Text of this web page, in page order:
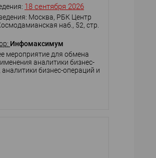
18 сентября 2026
Москва, РБК Центр
наб., 52, стр.
Инфомаксимум
мероприятие для обмена
аналитики бизнес-
аналитики бизнес-операций и